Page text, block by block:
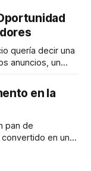
especialista en
quería decir una
anuncios, un
digital
atender
persona
en la
pan de
en uno
que